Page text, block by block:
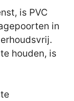
is PVC
in
houden, is